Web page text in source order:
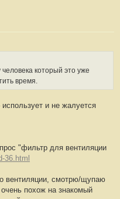
который это уже
время.
и не жалуется
"фильтр для вентиляции
36.html
вентиляции, смотрю/щупаю
похож на знакомый